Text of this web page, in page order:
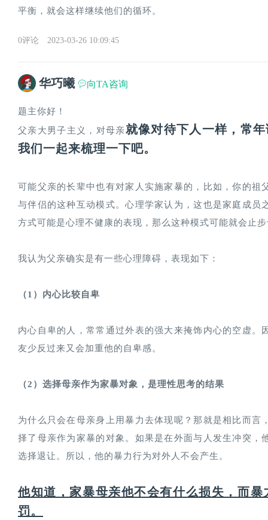
平衡，就会这样继续他们的循环。
0评论 2023-03-26 10:09:45
华巧曦 向TA咨询
题主你好！
父亲大男子主义，对母亲就像对待下人一样，常
我们一起来梳理一下吧。
可能父亲的长辈中也有对家人实施家暴的，比如，你的
与伴侣的这种互动模式。心理学家认为，这也是家庭成
方式可能是心理不健康的表现，那么这种模式可能就会止
我认为父亲确实是有一些心理障碍，表现如下：
（1）内心比较自卑
内心自卑的人，常常通过外表的强大来掩饰内心的空虚
友少反过来又会加重他的自卑感。
（2）选择母亲作为家暴对象，是理性思考的结果
为什么只会在母亲身上用暴力去体现呢？那就是相比而
择了母亲作为家暴的对象。如果是在外面与人发生冲突
选择退让。所以，他的暴力行为对外人不会产生。
他知道，家暴母亲他不会有什么损失，而
罚。